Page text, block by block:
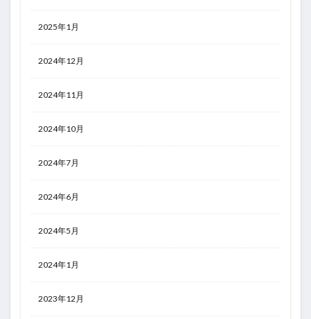
2025年1月
2024年12月
2024年11月
2024年10月
2024年7月
2024年6月
2024年5月
2024年1月
2023年12月